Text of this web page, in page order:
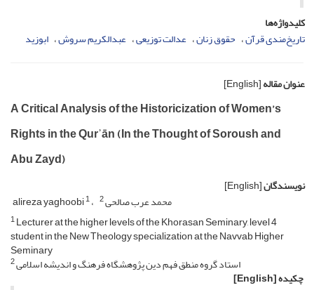
کلیدواژه‌ها
تاریخ‌مندی قرآن حقوق زنان عدالت توزیعی عبدالکریم سروش ابوزید
عنوان مقاله[English]
A Critical Analysis of the Historicization of Women’s
Rights in the Qurʾān (In the Thought of Soroush and
Abu Zayd)
نویسندگان[English]
alireza yaghoobi1 محمد عرب صالحی2
1Lecturer at the higher levels of the Khorasan Seminary, level 4
student in the New Theology specialization at the Navvab Higher
Seminary
2استاد گروه منطق فهم دین پژوهشگاه فرهنگ و اندیشه اسلامی
چکیده[English]